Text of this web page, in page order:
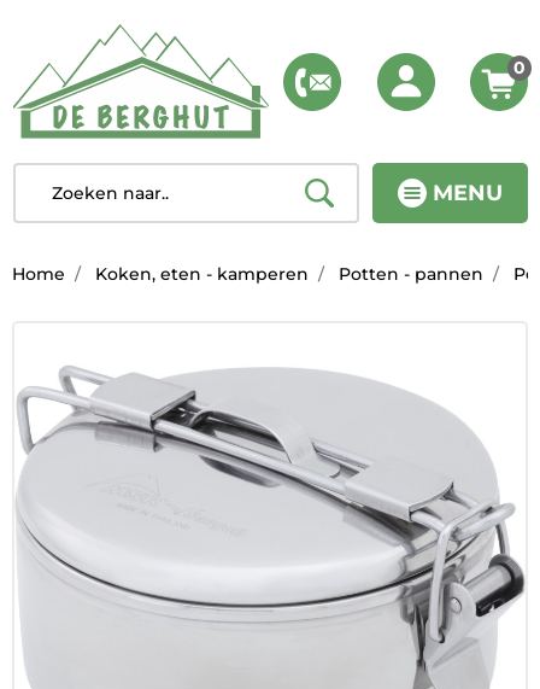
MENU
0
Home Koken, eten - kamperen Potten - pannen